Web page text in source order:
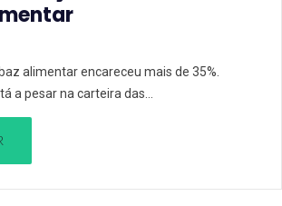
alimentar encareceu mais de 35%.
a pesar na carteira das…